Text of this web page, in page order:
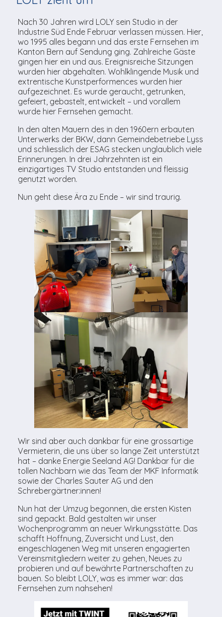
ImmoCorner
Links
LOLY-Shop
Flos Chuchichäschtli
Unsere ProduzentInnen
Weg zum Studio
Nach 30 Jahren wird LOLY sein Studio in der
Industrie Süd Ende Februar verlassen müssen. Hier,
wo 1995 alles begann und das erste Fernsehen im
Kanton Bern auf Sendung ging. Zahlreiche Gäste
gingen hier ein und aus. Ereignisreiche Sitzungen
wurden hier abgehalten. Wohlklingende Musik und
extrentische Kunstperformences wurden hier
aufgezeichnet. Es wurde geraucht, getrunken,
gefeiert, gebastelt, entwickelt – und vorallem
wurde hier Fernsehen gemacht.
In den alten Mauern des in den 1960ern erbauten
Unterwerks der BKW, dann Gemeindebetriebe Lyss
und schliesslich der ESAG stecken unglaublich viele
Erinnerungen. In drei Jahrzehnten ist ein
einzigartiges TV Studio entstanden und fleissig
genutzt worden.
Nun geht diese Ära zu Ende – wir sind traurig.
Wir sind aber auch dankbar für eine grossartige
Vermieterin, die uns über so lange Zeit unterstützt
hat – danke Energie Seeland AG! Dankbar für die
tollen Nachbarn wie das Team der MKF Informatik
sowie der Charles Sauter AG und den
Schrebergärtner:innen!
Nun hat der Umzug begonnen, die ersten Kisten
sind gepackt. Bald gestalten wir unser
Wochenprogramm an neuer Wirkungsstätte. Das
schafft Hoffnung, Zuversicht und Lust, den
eingeschlagenen Weg mit unseren engagierten
Vereinsmitgliedern weiter zu gehen, Neues zu
probieren und auf bewährte Partnerschaften zu
bauen. So bleibt LOLY, was es immer war: das
Fernsehen zum nahsehen!